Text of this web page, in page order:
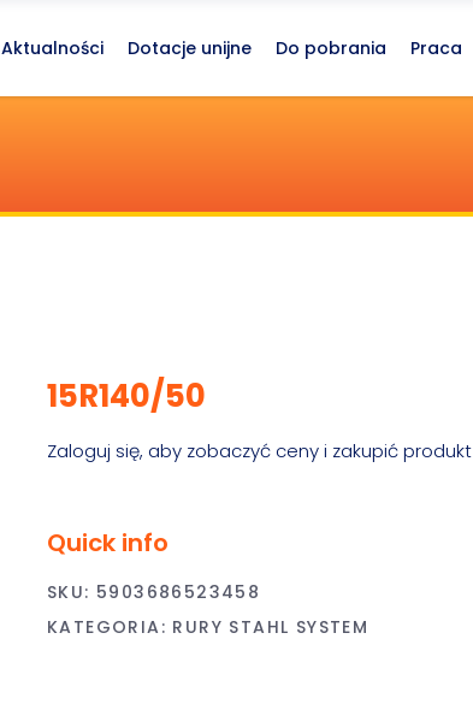
Aktualności Dotacje unijne Do pobrania Praca
15R140/50
Zaloguj się, aby zobaczyć ceny i zakupić produkt
Quick info
SKU: 5903686523458
KATEGORIA: RURY STAHL SYSTEM